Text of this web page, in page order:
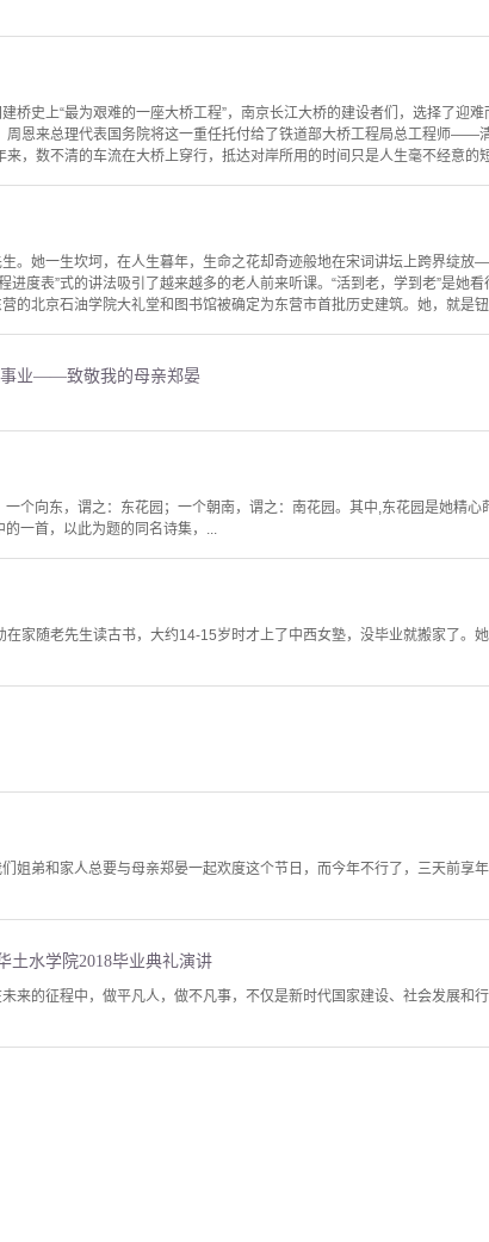
桥史上“最为艰难的一座大桥工程”，南京长江大桥的建设者们，选择了迎
周恩来总理代表国务院将这一重任托付给了铁道部大桥工程局总工程师——
，数不清的车流在大桥上穿行，抵达对岸所用的时间只是人生毫不经意的
。她一生坎坷，在人生暮年，生命之花却奇迹般地在宋词讲坛上跨界绽
进度表”式的讲法吸引了越来越多的老人前来听课。“活到老，学到老”是她
北京石油学院大礼堂和图书馆被确定为东营市首批历史建筑。她，就是
事业——致敬我的母亲郑晏
个向东，谓之：东花园；一个朝南，谓之：南花园。其中,东花园是她精心
一首，以此为题的同名诗集，...
家随老先生读古书，大约14-15岁时才上了中西女塾，没毕业就搬家了。
姐弟和家人总要与母亲郑晏一起欢度这个节日，而今年不行了，三天前享
水学院2018毕业典礼演讲
来的征程中，做平凡人，做不凡事，不仅是新时代国家建设、社会发展和